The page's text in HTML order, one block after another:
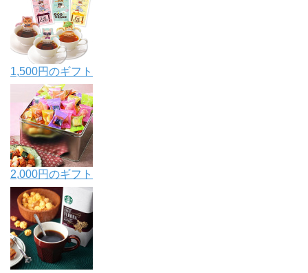
1,500円のギフト
2,000円のギフト